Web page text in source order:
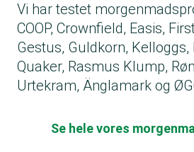
Vi har testet
COOP, Crownfield, Easis,
Gestus, Guldkorn,
Quaker, Rasmus Klump,
Urtekram, Änglamark og
Se hele vores